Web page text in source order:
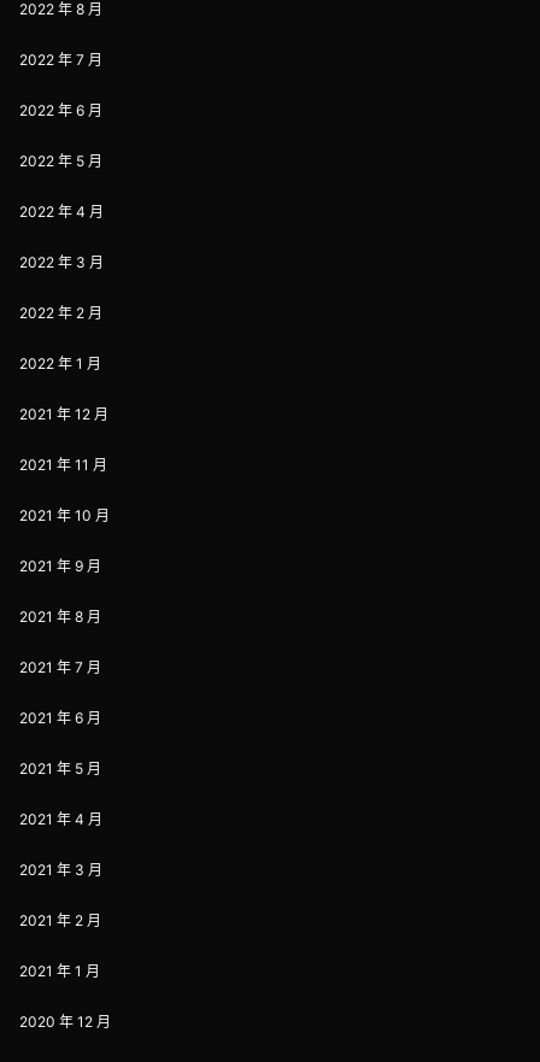
2022 年 8 月
2022 年 7 月
2022 年 6 月
2022 年 5 月
2022 年 4 月
2022 年 3 月
2022 年 2 月
2022 年 1 月
2021 年 12 月
2021 年 11 月
2021 年 10 月
2021 年 9 月
2021 年 8 月
2021 年 7 月
2021 年 6 月
2021 年 5 月
2021 年 4 月
2021 年 3 月
2021 年 2 月
2021 年 1 月
2020 年 12 月